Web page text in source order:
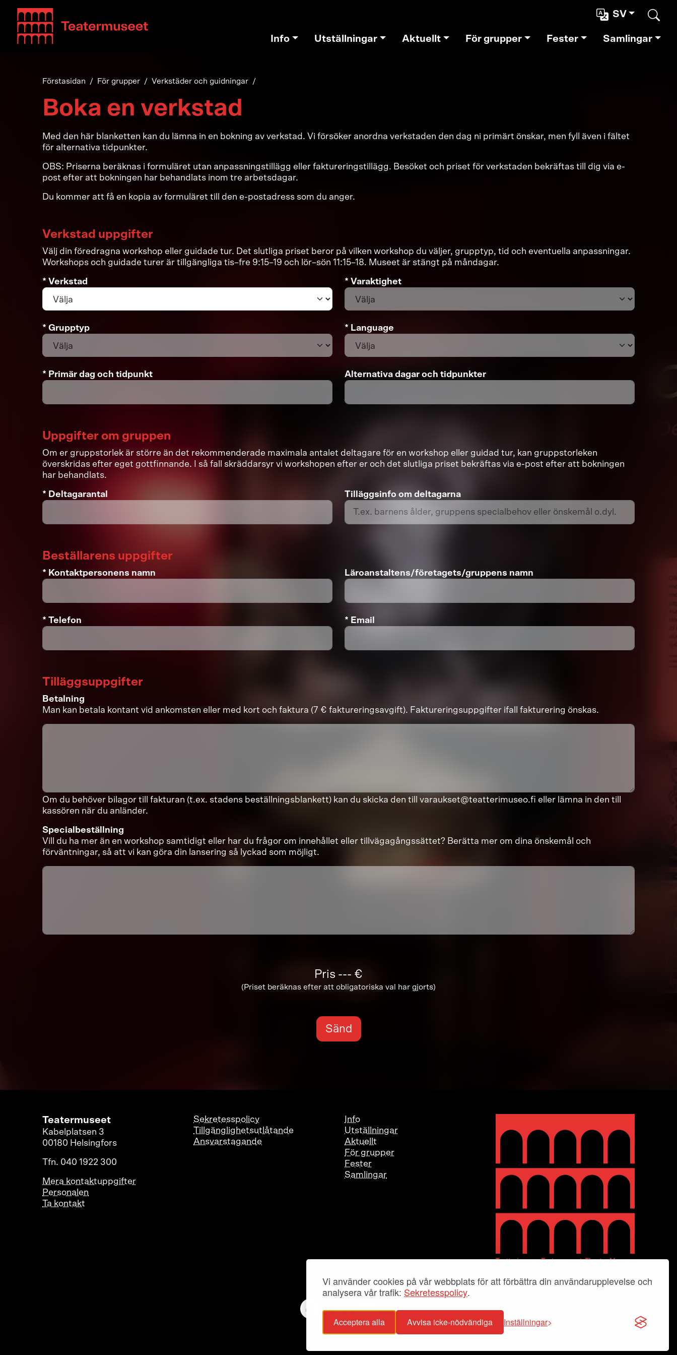
Vi använder cookies på vår webbplats för att förbättra din användarupplevelse och
analysera vår trafik: Sekretesspolicy.
Acceptera alla Avvisa icke-nödvändiga Inställningar
Teatterimuseo SV
Info Utställningar Aktuellt För grupper Fester Samlingar
Förstasidan För grupper Verkstäder och guidningar
Boka en verkstad
Med den här blanketten kan du lämna in en bokning av verkstad. Vi försöker anordna verkstaden den dag ni primärt önskar, men fyll även i fältet
för alternativa tidpunkter.
OBS: Priserna beräknas i formuläret utan anpassningstillägg eller faktureringstillägg. Besöket och priset för verkstaden bekräftas till dig via e-
post efter att bokningen har behandlats inom tre arbetsdagar.
Du kommer att få en kopia av formuläret till den e-postadress som du anger.
Verkstad uppgifter
Välj din föredragna workshop eller guidade tur. Det slutliga priset beror på vilken workshop du väljer, grupptyp, tid och eventuella anpassningar.
Workshops och guidade turer är tillgängliga tis–fre 9:15–19 och lör–sön 11:15–18. Museet är stängt på måndagar.
* Verkstad * Varaktighet
* Grupptyp * Language
* Primär dag och tidpunkt Alternativa dagar och tidpunkter
Uppgifter om gruppen
Om er gruppstorlek är större än det rekommenderade maximala antalet deltagare för en workshop eller guidad tur, kan gruppstorleken
överskridas efter eget gottfinnande. I så fall skräddarsyr vi workshopen efter er och det slutliga priset bekräftas via e-post efter att bokningen
har behandlats.
* Deltagarantal Tilläggsinfo om deltagarna
Beställarens uppgifter
* Kontaktpersonens namn Läroanstaltens/företagets/gruppens namn
* Telefon * Email
Tilläggsuppgifter
Betalning
Man kan betala kontant vid ankomsten eller med kort och faktura (7 € faktureringsavgift). Faktureringsuppgifter ifall fakturering önskas.
Om du behöver bilagor till fakturan (t.ex. stadens beställningsblankett) kan du skicka den till varaukset@teatterimuseo.fi eller lämna in den till
kassören när du anländer.
Specialbeställning
Vill du ha mer än en workshop samtidigt eller har du frågor om innehållet eller tillvägagångssättet? Berätta mer om dina önskemål och
förväntningar, så att vi kan göra din lansering så lyckad som möjligt.
Pris --- €
(Priset beräknas efter att obligatoriska val har gjorts)
Sänd
Teatermuseet
Kabelplatsen 3
00180 Helsingfors
Tfn. 040 1922 300
Mera kontaktuppgifter
Personalen
Ta kontakt
Sekretesspolicy
Tillgänglighetsutlåtande
Ansvarstagande
Info
Utställningar
Aktuellt
För grupper
Fester
Samlingar